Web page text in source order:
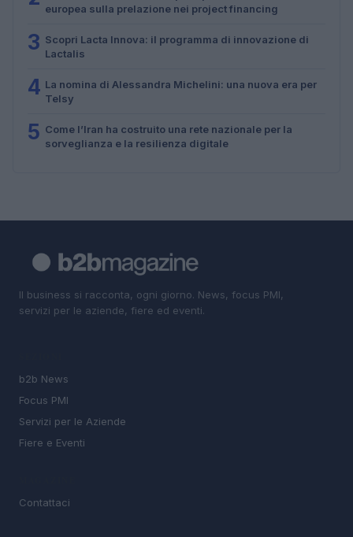
europea sulla prelazione nei project financing
3 Scopri Lacta Innova: il programma di innovazione di
Lactalis
4 La nomina di Alessandra Michelini: una nuova era per
Telsy
5 Come l’Iran ha costruito una rete nazionale per la
sorveglianza e la resilienza digitale
Il business si racconta, ogni giorno. News, focus PMI,
servizi per le aziende, fiere ed eventi.
b2b News
Focus PMI
Servizi per le Aziende
Fiere e Eventi
Contattaci